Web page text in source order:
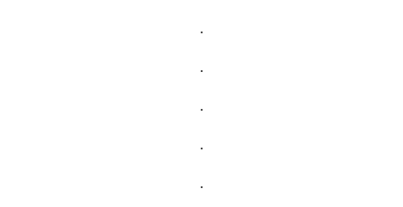
.
.
.
.
.